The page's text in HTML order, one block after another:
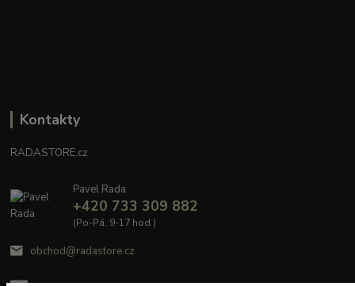
Kontakty
RADASTORE.cz
Pavel Rada
+420 733 309 882
(Po-Pá, 9-17 hod.)
obchod@radastore.cz